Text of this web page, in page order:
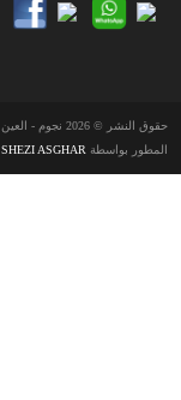
حقوق النشر © 2026 نجوم - العين
المطور بواسطة SHEZI ASGHAR